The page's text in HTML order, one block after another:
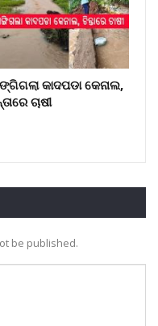
କାଦପଡା କେନାଲ,
ଚାଷୀ
be published.